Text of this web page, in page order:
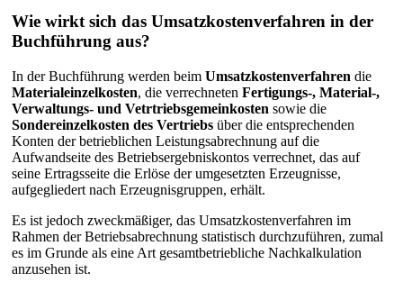
Wie wirkt sich das Umsatzkostenverfahren in der
Buchführung aus?
In der Buchführung werden beim Umsatzkostenverfahren die
Materialeinzelkosten, die verrechneten Fertigungs-, Material-,
Verwaltungs- und Vetrtriebsgemeinkosten sowie die
Sondereinzelkosten des Vertriebs über die entsprechenden
Konten der betrieblichen Leistungsabrechnung auf die
Aufwandseite des Betriebsergebniskontos verrechnet, das auf
seine Ertragsseite die Erlöse der umgesetzten Erzeugnisse,
aufgegliedert nach Erzeugnisgruppen, erhält.
Es ist jedoch zweckmäßiger, das Umsatzkostenverfahren im
Rahmen der Betriebsabrechnung statistisch durchzuführen, zumal
es im Grunde als eine Art gesamtbetriebliche Nachkalkulation
anzusehen ist.